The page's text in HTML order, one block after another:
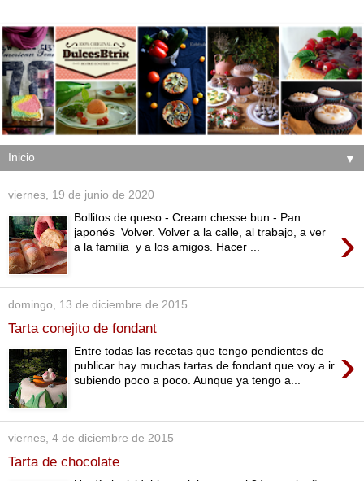
▼
viernes, 19 de junio de 2020
›
Bollitos de queso - Cream chesse bun - Pan
japonés Volver. Volver a la calle, al trabajo, a ver
a la familia y a los amigos. Hacer ...
domingo, 13 de diciembre de 2015
Tarta conejito de fondant
›
Entre todas las recetas que tengo pendientes de
publicar hay muchas tartas de fondant que voy a ir
subiendo poco a poco. Aunque ya tengo a...
viernes, 4 de diciembre de 2015
Tarta de chocolate